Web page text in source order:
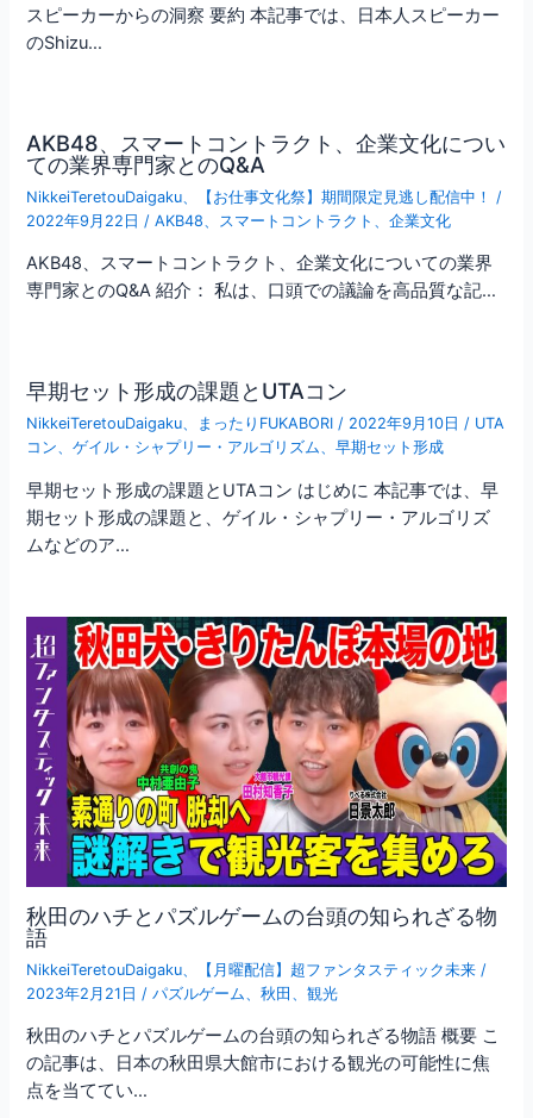
スピーカーからの洞察 要約 本記事では、日本人スピーカー
のShizu…
AKB48、スマートコントラクト、企業文化につい
ての業界専門家とのQ&A
NikkeiTeretouDaigaku 【お仕事文化祭】期間限定見逃し配信中！
/
2022年9月22日 /AKB48 スマートコントラクト 、企業文化
AKB48、スマートコントラクト、企業文化についての業界
専門家とのQ&A 紹介： 私は、口頭での議論を高品質な記…
早期セット形成の課題とUTAコン
NikkeiTeretouDaigaku、 まったりFUKABORI / 2022年9月10日 / UTA
コン、ゲイル・シャプリー・アルゴリズム、早期セット形成
早期セット形成の課題とUTAコン はじめに 本記事では、早
期セット形成の課題と、ゲイル・シャプリー・アルゴリズ
ムなどのア…
秋田のハチとパズルゲームの台頭の知られざる物
語
NikkeiTeretouDaigaku 【月曜配信】超ファンタスティック未来 /
2023年2月21日 /パズルゲーム 、秋田 、観光
秋田のハチとパズルゲームの台頭の知られざる物語 概要 こ
の記事は、日本の秋田県大館市における観光の可能性に焦
点を当ててい…